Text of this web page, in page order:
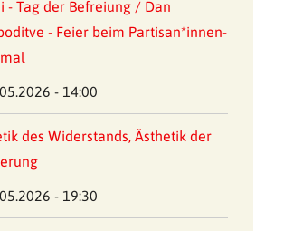
- Tag der Befreiung / Dan
- Feier beim Partisan*innen-
- 14:00
des Widerstands, Ästhetik der
- 19:30